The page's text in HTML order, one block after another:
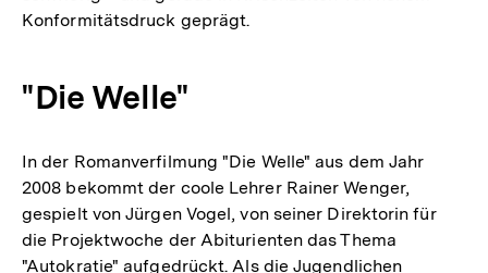
Konformitätsdruck geprägt.
"Die Welle"
In der Romanverfilmung "Die Welle" aus dem Jahr
2008 bekommt der coole Lehrer Rainer Wenger,
gespielt von Jürgen Vogel, von seiner Direktorin für
die Projektwoche der Abiturienten das Thema
"Autokratie" aufgedrückt. Als die Jugendlichen